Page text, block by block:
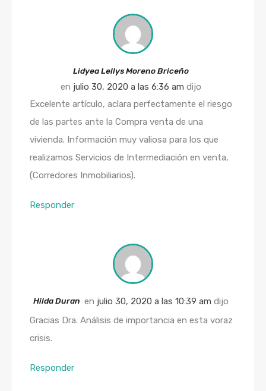
Lidyea Lellys Moreno Briceño
en julio 30, 2020 a las 6:36 am dijo
Excelente artículo, aclara perfectamente el riesgo
de las partes ante la Compra venta de una
vivienda. Información muy valiosa para los que
realizamos Servicios de Intermediación en venta,
(Corredores Inmobiliarios).
Responder
Hilda Duran en julio 30, 2020 a las 10:39 am dijo
Gracias Dra. Análisis de importancia en esta voraz
crisis.
Responder